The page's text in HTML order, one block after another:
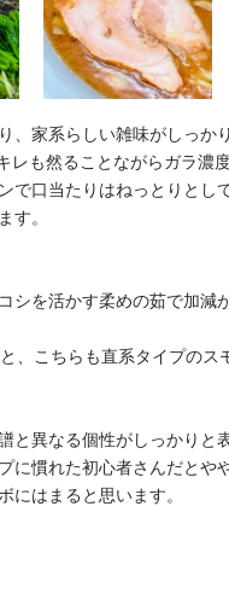
家系らしい雑味がしっか
も然ることながらガラ濃度
口当たりはねっとりとし
す。
を活かす柔めの茹で加減
こちらも直系タイプの
異なる個性がしっかりと表
慣れた初心者さんだとや
はまると思います。